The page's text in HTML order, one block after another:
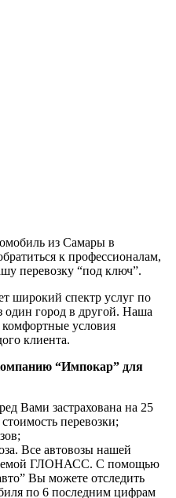
из Самары в
к профессионалам,
перевозку “под ключ”.
широкий спектр услуг по
один город в другой. Наша
комфортные условия
клиента.
“Импокар” для
Вами застрахована на 25
перевозки;
Все автовозы нашей
ГЛОНАСС. С помощью
Вы можете отследить
по 6 последним цифрам